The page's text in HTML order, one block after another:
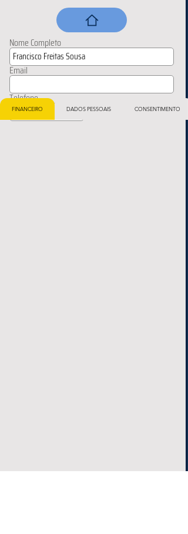
Nome Completo
Email
Telefone
FINANCEIRO DADOS PESSOAIS CONSENTIMENTO